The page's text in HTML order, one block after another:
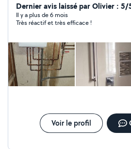
nécessaire je reste à votre entière
me contacter ziro set 66603613
Dernier avis laissé par Olivier : 5/
Il y a plus de 6 mois
Très réactif et très efficace !
Voir le profil